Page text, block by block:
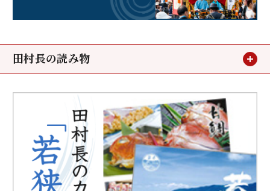
田村長の読み物
お客様の声
メディア掲載
鯖街道ウォーキング